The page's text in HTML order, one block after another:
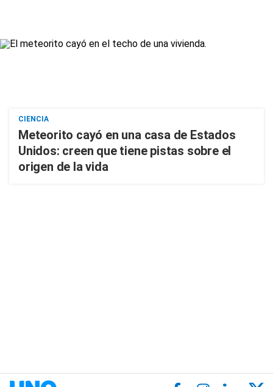
CIENCIA
Meteorito cayó en una casa de Estados
Unidos: creen que tiene pistas sobre el
origen de la vida